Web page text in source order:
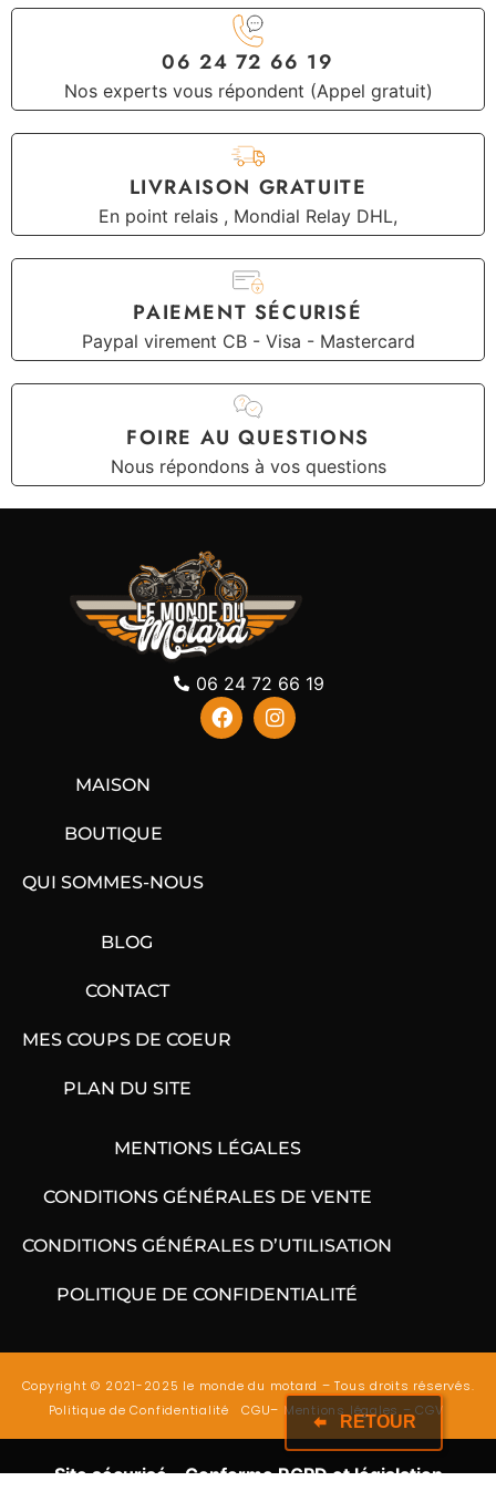
06 24 72 66 19
Nos experts vous répondent (Appel gratuit)
LIVRAISON GRATUITE
En point relais , Mondial Relay DHL,
PAIEMENT SÉCURISÉ
Paypal virement CB - Visa - Mastercard
FOIRE AU QUESTIONS
Nous répondons à vos questions
06 24 72 66 19
MAISON
BOUTIQUE
QUI SOMMES-NOUS
BLOG
CONTACT
MES COUPS DE COEUR
PLAN DU SITE
MENTIONS LÉGALES
CONDITIONS GÉNÉRALES DE VENTE
CONDITIONS GÉNÉRALES D’UTILISATION
POLITIQUE DE CONFIDENTIALITÉ
Copyright © 2021-2025 le monde du motard – Tous droits réservés.
Politique de Confidentialité
CGU– Mentions légales –CGV
Site sécurisé – Conforme RGPD et législation
RETOUR